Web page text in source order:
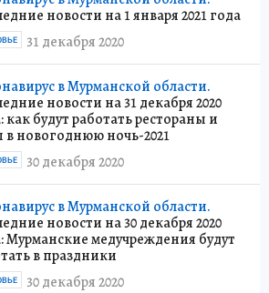
новости на 1 января 2021 года
31 декабря 2020
в Мурманской области.
новости на 31 декабря 2020
как будут работать рестораны и
в новогоднюю ночь-2021
30 декабря 2020
в Мурманской области.
новости на 30 декабря 2020
Мурманские медучреждения будут
в праздники
30 декабря 2020